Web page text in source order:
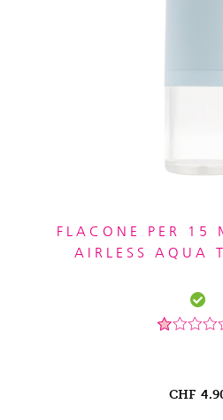
FLACONE PER 15
AIRLESS AQUA
CHF